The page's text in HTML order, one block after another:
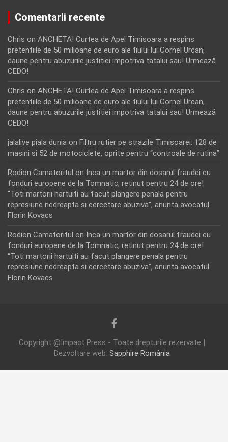
Comentarii recente
Chris on ANCHETA! Curtea de Apel Timisoara a respins
pretentiile de 50 milioane de euro ale fiului lui Cornel Urcan,
daune pentru abuzurile justitiei impotriva tatalui sau! Urmează
CEDO!
Chris on ANCHETA! Curtea de Apel Timisoara a respins
pretentiile de 50 milioane de euro ale fiului lui Cornel Urcan,
daune pentru abuzurile justitiei impotriva tatalui sau! Urmează
CEDO!
jalalive piala dunia on Filtru rutier pe strazile Timisoarei: 128 de
masini si 52 de motociclete, oprite pentru “controale de rutina”
Rodion Camatoritul on Inca un martor din dosarul fraudei cu
fonduri europene de la Tomnatic, retinut pentru 24 de ore!
“Toti martorii hartuiti au facut plangere penala pentru
represiune nedreapta si cercetare abuziva”, anunta avocatul
Florin Kovacs
Rodion Camatoritul on Inca un martor din dosarul fraudei cu
fonduri europene de la Tomnatic, retinut pentru 24 de ore!
“Toti martorii hartuiti au facut plangere penala pentru
represiune nedreapta si cercetare abuziva”, anunta avocatul
Florin Kovacs
Copyright @Impact Press - Toate drepturile rezervate |
Dezvoltare web: Sapphire România